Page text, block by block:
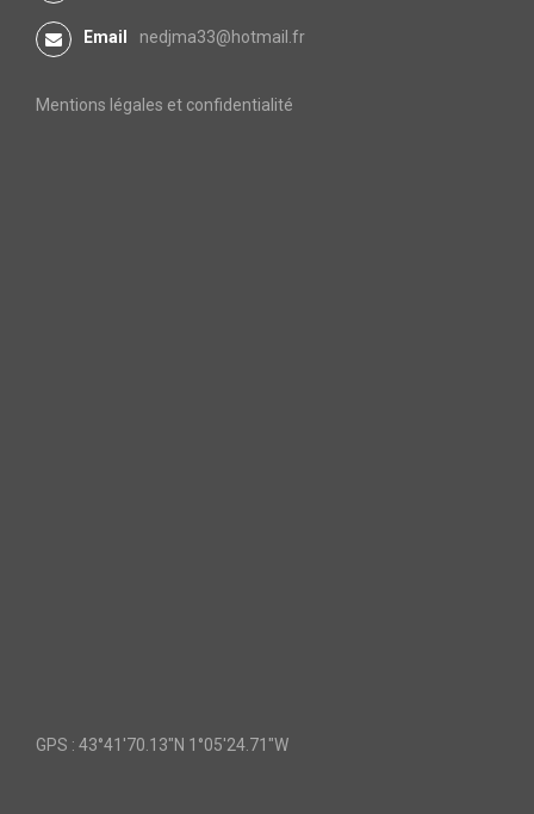
Email nedjma33@hotmail.fr
Mentions légales et confidentialité
GPS : 43°41'70.13"N 1°05'24.71"W